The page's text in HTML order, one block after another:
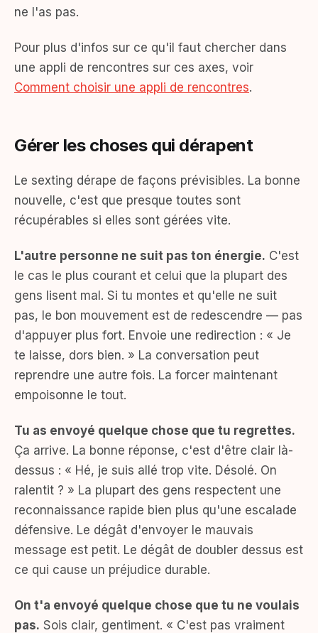
ne l'as pas.
Pour plus d'infos sur ce qu'il faut chercher dans
une appli de rencontres sur ces axes, voir
Comment choisir une appli de rencontres.
Gérer les choses qui dérapent
Le sexting dérape de façons prévisibles. La bonne
nouvelle, c'est que presque toutes sont
récupérables si elles sont gérées vite.
L'autre personne ne suit pas ton énergie. C'est
le cas le plus courant et celui que la plupart des
gens lisent mal. Si tu montes et qu'elle ne suit
pas, le bon mouvement est de redescendre — pas
d'appuyer plus fort. Envoie une redirection : « Je
te laisse, dors bien. » La conversation peut
reprendre une autre fois. La forcer maintenant
empoisonne le tout.
Tu as envoyé quelque chose que tu regrettes.
Ça arrive. La bonne réponse, c'est d'être clair là-
dessus : « Hé, je suis allé trop vite. Désolé. On
ralentit ? » La plupart des gens respectent une
reconnaissance rapide bien plus qu'une escalade
défensive. Le dégât d'envoyer le mauvais
message est petit. Le dégât de doubler dessus est
ce qui cause un préjudice durable.
On t'a envoyé quelque chose que tu ne voulais
pas. Sois clair, gentiment. « C'est pas vraiment